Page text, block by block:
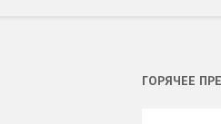
ГОРЯЧЕЕ